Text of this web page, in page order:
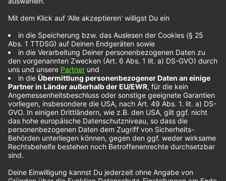
unglaublich nervös, ob die Fans den Song mögen
würden, weil er ihm so viel bedeutet. Aber die
Resonanz bis hierher war unglaublich. Und wie
sollte es auch anders sein. Callum Beattie ist und
bleibt ein Geschichtenerzähler und nichts anderes
ist es bei „Can’t Kill The Summer“.
Mehr Künstlerinnen und Künstler entdeckst du hier
Wir benötigen Ihre Zustimmung, um
den YouTube Video-Service zu
laden!
Wir verwenden einen Service eines